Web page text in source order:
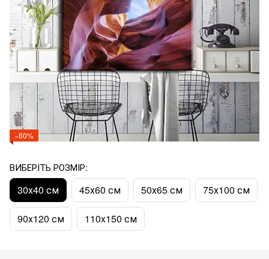
−60%
ВИБЕРІТЬ РОЗМІР:
30х40 см 45х60 см 50х65 см 75х100 см
90х120 см 110x150 см